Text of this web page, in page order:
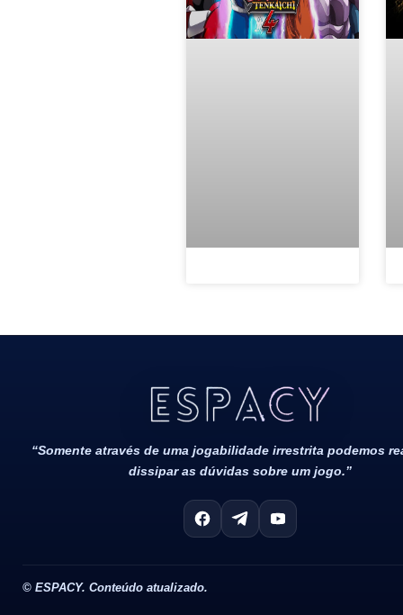
Todos Os Direitos Reservados 2022/2023​
“Somente através de uma jogabilidade irrestrita podemos
dissipar as dúvidas sobre um jogo.”
© ESPACY. Conteúdo atualizado.